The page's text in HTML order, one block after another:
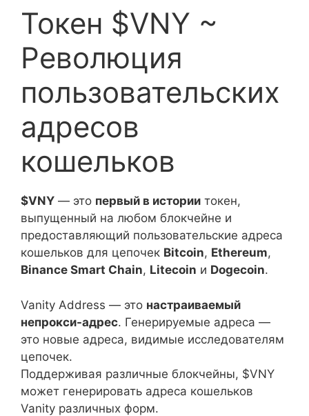
Токен $VNY ~
Революция
пользовательских
адресов
кошельков
$VNY — это первый в истории токен,
выпущенный на любом блокчейне и
предоставляющий пользовательские адреса
кошельков для цепочек Bitcoin, Ethereum,
Binance Smart Chain, Litecoin и Dogecoin.
Vanity Address — это настраиваемый
непрокси-адрес. Генерируемые адреса —
это новые адреса, видимые исследователям
цепочек.
Поддерживая различные блокчейны, $VNY
может генерировать адреса кошельков
Vanity различных форм.